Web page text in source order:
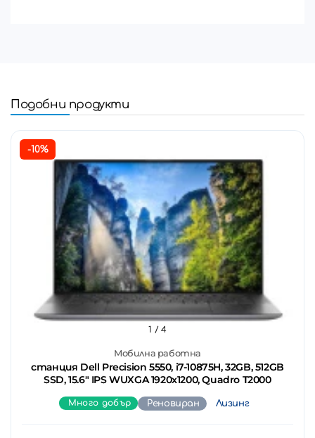
Подобни продукти
-10%
Мобилна работна
станция Dell Precision 5550, i7-10875H, 32GB, 512GB
SSD, 15.6" IPS WUXGA 1920x1200, Quadro T2000
1 / 4
Много добър Реновиран Лизинг